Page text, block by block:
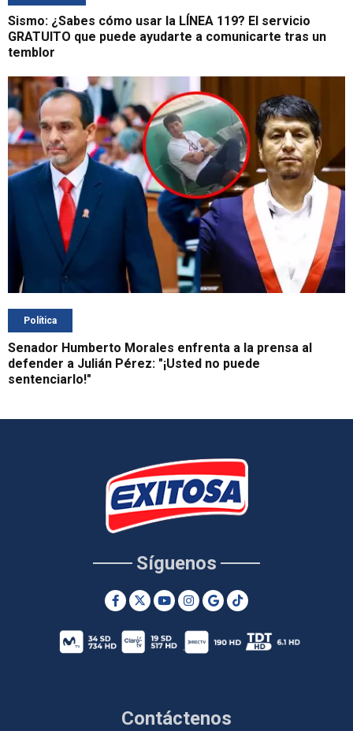
Sismo: ¿Sabes cómo usar la LÍNEA 119? El servicio
GRATUITO que puede ayudarte a comunicarte tras un
temblor
Política
Senador Humberto Morales enfrenta a la prensa al
defender a Julián Pérez: "¡Usted no puede
sentenciarlo!"
Contáctenos
Síguenos